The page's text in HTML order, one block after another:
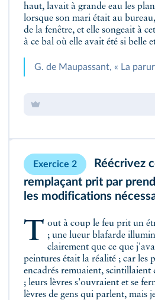
haut, lavait à grande eau les
lorsque son mari était au
de la fenêtre, et elle songeait à
à ce bal où elle avait été si belle
G. de Maupassant, « La
Exercice 2
Réécrivez
remplaçant prit par
les modifications
Tout à coup le feu prit un étrange degré d'activité ; une lueur blafarde
clairement que ce que
peintures était la réalité ; car les
encadrés remuaient,
; leurs lèvres s'ouvraient et se
lèvres de gens qui parlent, mais